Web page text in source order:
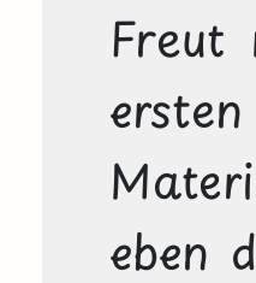
Freut
eben